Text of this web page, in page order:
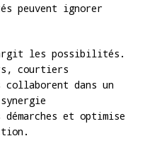
peuvent ignorer
les possibilités.
courtiers
dans un
et optimise